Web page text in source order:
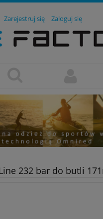
Zarejestruj się Zaloguj się
232 bar do butli